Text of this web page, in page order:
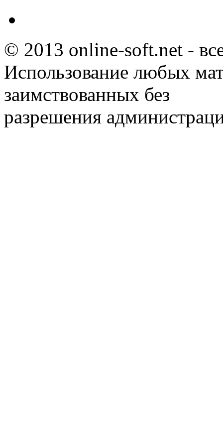
© 2013 online-soft.net -
Использование любых
заимствованных без
разрешения